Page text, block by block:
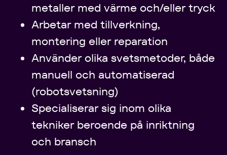
metaller med värme och/eller tryck
Arbetar med tillverkning,
montering eller reparation
Använder olika svetsmetoder, både
manuell och automatiserad
(robotsvetsning)
Specialiserar sig inom olika
tekniker beroende på inriktning
och bransch